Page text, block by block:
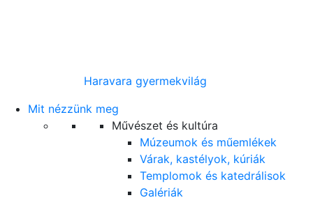
Haravara gyermekvilág
Mit nézzünk meg
Művészet és kultúra
Múzeumok és műemlékek
Várak, kastélyok, kúriák
Templomok és katedrálisok
Galériák